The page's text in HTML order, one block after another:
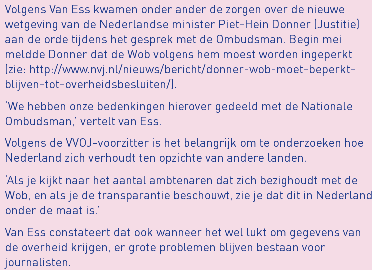
Volgens Van Ess kwamen onder ander de zorgen over de nieuwe
wetgeving van de Nederlandse minister Piet-Hein Donner (Justitie)
aan de orde tijdens het gesprek met de Ombudsman. Begin mei
meldde Donner dat de Wob volgens hem moest worden ingeperkt
(zie: http://www.nvj.nl/nieuws/bericht/donner-wob-moet-beperkt-
blijven-tot-overheidsbesluiten/).
‘We hebben onze bedenkingen hierover gedeeld met de Nationale
Ombudsman,’ vertelt van Ess.
Volgens de VVOJ-voorzitter is het belangrijk om te onderzoeken hoe
Nederland zich verhoudt ten opzichte van andere landen.
‘Als je kijkt naar het aantal ambtenaren dat zich bezighoudt met de
Wob, en als je de transparantie beschouwt, zie je dat dit in Nederland
onder de maat is.’
Van Ess constateert dat ook wanneer het wel lukt om gegevens van
de overheid krijgen, er grote problemen blijven bestaan voor
journalisten.